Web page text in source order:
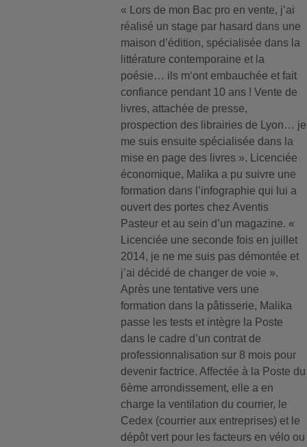
« Lors de mon Bac pro en vente, j’ai
réalisé un stage par hasard dans une
maison d’édition, spécialisée dans la
littérature contemporaine et la
poésie… ils m‘ont embauchée et fait
confiance pendant 10 ans ! Vente de
livres, attachée de presse,
prospection des librairies de Lyon… je
me suis ensuite spécialisée dans la
mise en page des livres ». Licenciée
économique, Malika a pu suivre une
formation dans l’infographie qui lui a
ouvert des portes chez Aventis
Pasteur et au sein d’un magazine. «
Licenciée une seconde fois en juillet
2014, je ne me suis pas démontée et
j’ai décidé de changer de voie ».
Après une tentative vers une
formation dans la pâtisserie, Malika
passe les tests et intègre la Poste
dans le cadre d’un contrat de
professionnalisation sur 8 mois pour
devenir factrice. Affectée à la Poste du
6ème arrondissement, elle a en
charge la ventilation du courrier, le
Cedex (courrier aux entreprises) et le
dépôt vert pour les facteurs en vélo ou